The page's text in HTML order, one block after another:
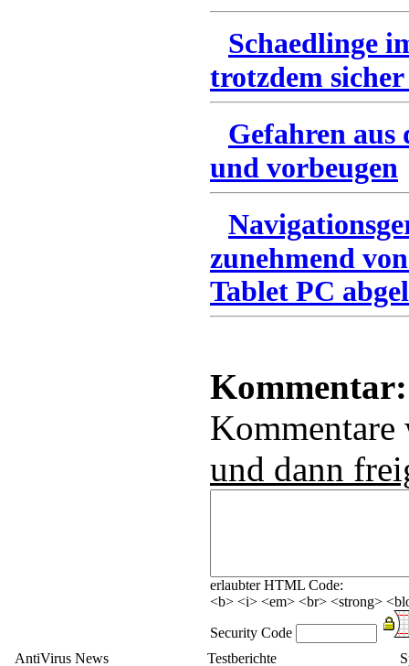
Schaedlinge
trotzdem
Gefahren
und vorbeugen
zunehmend
Tablet PC
Kommentar:
und dann
erlaubter HTML Code:
<b> <i> <em> <br> <strong>
Security Code
AntiVirus News
Testberichte